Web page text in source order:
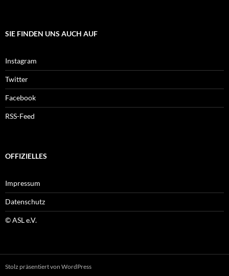
SIE FINDEN UNS AUCH AUF
Instagram
Twitter
Facebook
RSS-Feed
OFFIZIELLES
Impressum
Datenschutz
© ASL e.V.
Stolz präsentiert von WordPress